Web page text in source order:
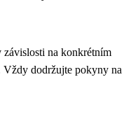
na konkrétním
dodržujte pokyny na